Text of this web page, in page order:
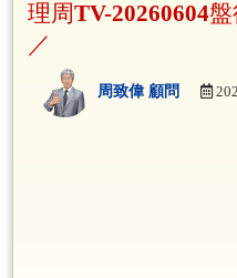
理周TV-20260604
／
周致偉 顧問